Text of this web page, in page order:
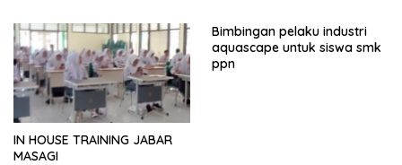
IN HOUSE TRAINING JABAR
MASAGI
Bimbingan pelaku industri
aquascape untuk siswa smk
ppn